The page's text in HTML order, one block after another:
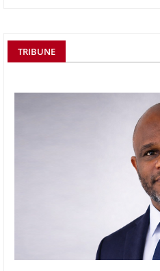
TRIBUNE